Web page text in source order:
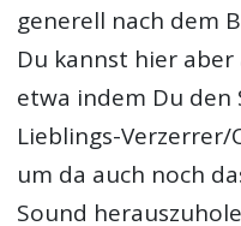
generell nach dem
Du kannst hier
etwa indem Du den
Lieblings-
um da auch noch
Sound